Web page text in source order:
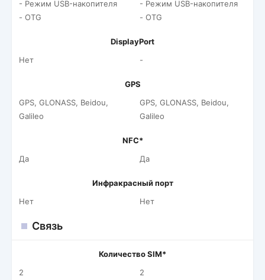
- Режим USB-накопителя
- OTG
- Режим USB-накопителя
- OTG
DisplayPort
Нет
-
GPS
GPS, GLONASS, Beidou,
Galileo
GPS, GLONASS, Beidou,
Galileo
NFC*
Да
Да
Инфракрасный порт
Нет
Нет
Связь
Количество SIM*
2
2